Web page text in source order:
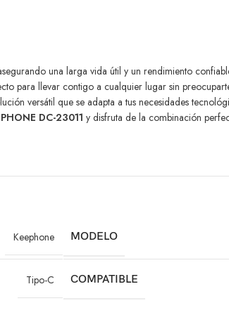
una larga vida útil y un rendimiento
para llevar contigo a cualquier lugar sin
versátil que se adapta a tus necesidades
DC-23011 y disfruta de la combinación
Keephone MODELO
Tipo-C COMPATIBLE